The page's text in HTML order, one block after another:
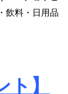
飲料・日用品
】